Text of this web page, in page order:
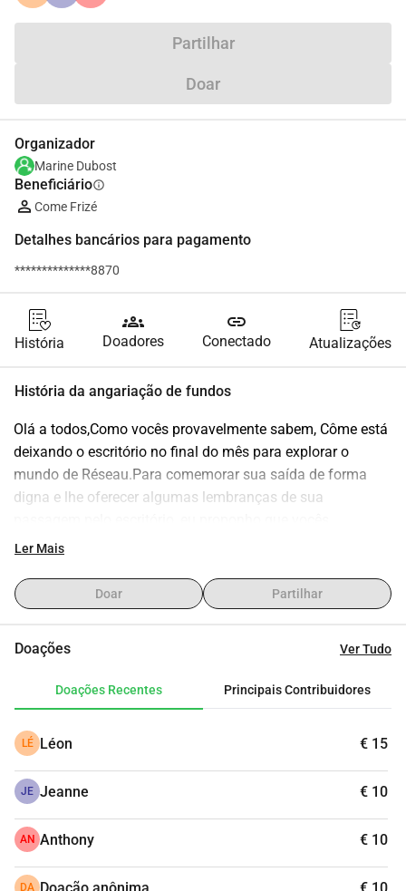
Partilhar
Doar
Organizador
Marine Dubost
Beneficiárioinfo
Come Frizé
Detalhes bancários para pagamento
**************8870
História
groups
Doadores
link
Conectado Atualizações
História da angariação de fundos
Olá a todos,Como vocês provavelmente sabem, Côme está
deixando o escritório no final do mês para explorar o
mundo de Réseau.Para comemorar sua saída de forma
digna e lhe oferecer algumas lembranças de sua
contribuam para sua vaquinha de despedida:
ficará aberta até segunda-feira. Obrigado antecipadamente
por ele!Johann e Marine
Ler Mais
Doar Partilhar
Doações Ver Tudo
Doações Recentes Principais Contribuidores
LÉ Léon € 15
JE Jeanne € 10
AN Anthony € 10
DA Doação anônima € 10